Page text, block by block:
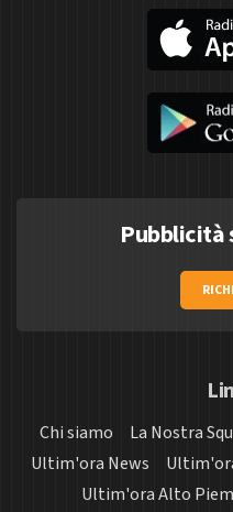
Pubblicità
Chi siamo La Nostra
Ultim'ora News
Ultim'ora Alto